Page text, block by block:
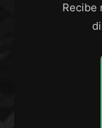
Recibe